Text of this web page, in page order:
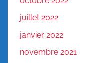
juillet 2022
janvier 2022
novembre 2021